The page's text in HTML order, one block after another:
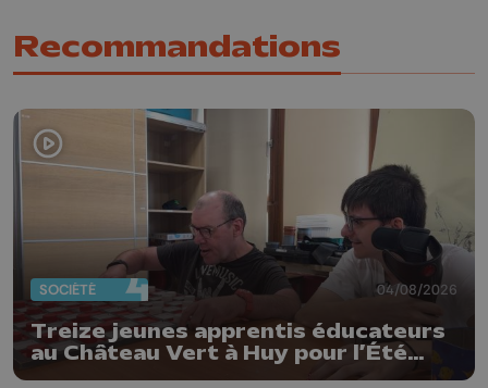
Recommandations
SOCIÉTÉ 04/08/2026
Treize jeunes apprentis éducateurs
au Château Vert à Huy pour l’Été
solidaire